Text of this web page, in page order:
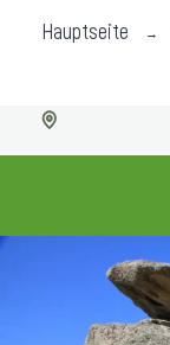
Hauptseite